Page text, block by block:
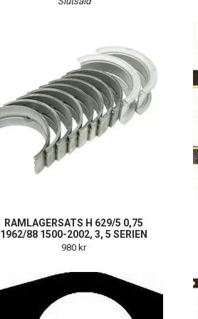
RAMLAGERSATS H 629/5 0,75
1962/88 1500-2002, 3, 5 SERIEN
980 kr